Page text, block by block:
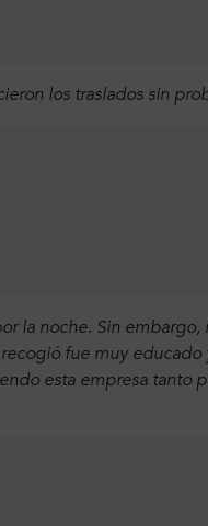
los traslados sin
la noche. Sin
fue muy educado
esta empresa tanto